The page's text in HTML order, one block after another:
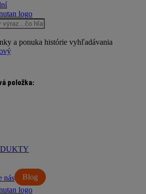
a ponuka histórie vyhľadávania
položka:
Blog
nás